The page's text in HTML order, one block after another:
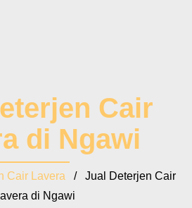
Cair
di Ngawi
Cair Lavera / Jual Deterjen Cair
di Ngawi